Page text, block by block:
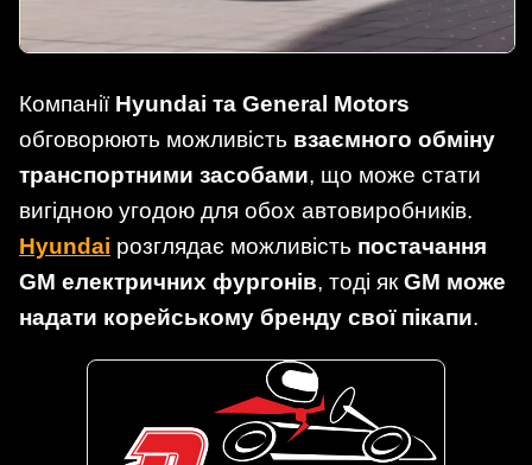
Компанії Hyundai та General Motors
обговорюють можливість взаємного обміну
транспортними засобами, що може стати
вигідною угодою для обох автовиробників.
Hyundai розглядає можливість постачання
GM електричних фургонів, тоді як GM може
надати корейському бренду свої пікапи.